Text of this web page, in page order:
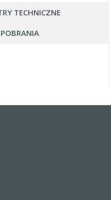
TECHNICZNE